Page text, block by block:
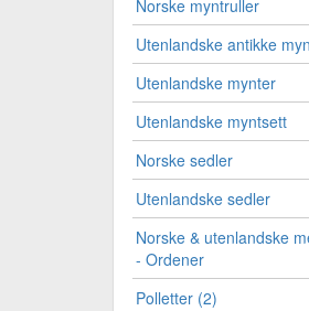
Norske myntruller
Utenlandske antikke
Utenlandske mynter
Utenlandske myntsett
Norske sedler
Utenlandske sedler
Norske & utenlandske
- Ordener
Polletter (2)